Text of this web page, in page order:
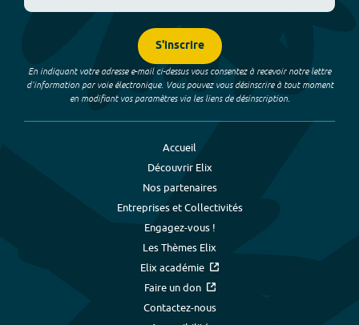
S'inscrire
En indiquant votre adresse e-mail ci-dessus vous consentez à recevoir notre lettre
d’information par voie électronique. Vous pouvez vous désinscrire à tout moment
en modifiant vos paramètres via les liens de désinscription.
Accueil
Découvrir Elix
Nos partenaires
Entreprises et Collectivités
Engagez-vous !
Les Thèmes Elix
Elix académie
Faire un don
Contactez-nous